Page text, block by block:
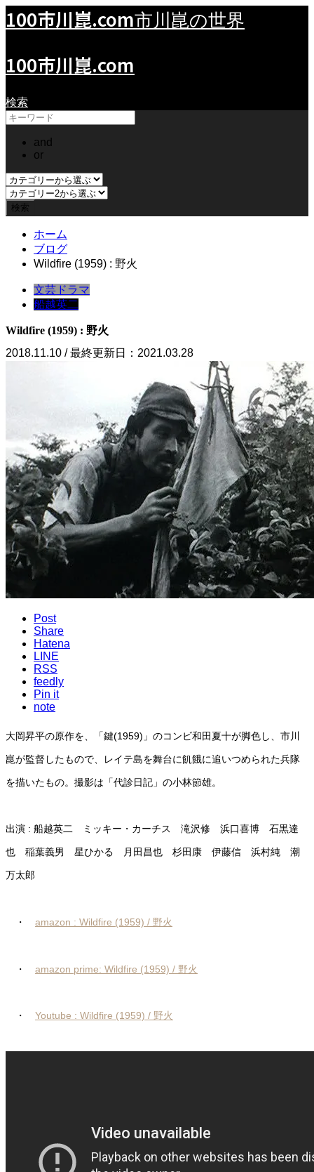
100市川崑.com市川崑の世界
100市川崑.com
検索
and
or
ホーム
ブログ
Wildfire (1959) : 野火
文芸ドラマ
船越英二
Wildfire (1959) : 野火
2018.11.10 / 最終更新日：2021.03.28
Post
Share
Hatena
LINE
RSS
feedly
Pin it
note
大岡昇平の原作を、「鍵(1959)」のコンビ和田夏十が脚色し、市川
崑が監督したもので、レイテ島を舞台に飢餓に追いつめられた兵隊
を描いたもの。撮影は「代診日記」の小林節雄。
出演 : 船越英二 ミッキー・カーチス 滝沢修 浜口喜博 石黒達
也 稲葉義男 星ひかる 月田昌也 杉田康 伊藤信 浜村純 潮
万太郎
・ amazon : Wildfire (1959) / 野火
・ amazon prime: Wildfire (1959) / 野火
・ Youtube : Wildfire (1959) / 野火